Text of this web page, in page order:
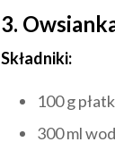
3.
Składniki:
100 g
300 ml